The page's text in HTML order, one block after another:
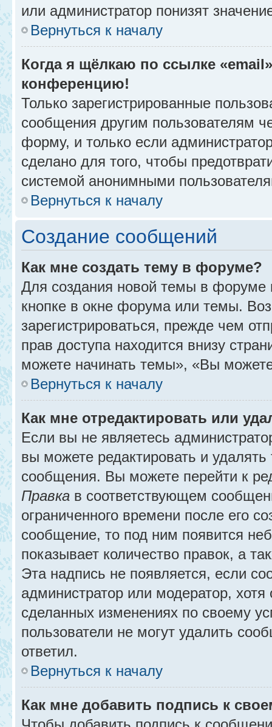
или администратор понизят
Вернуться к началу
Когда я щёлкаю по ссылке
конференцию!
Только зарегистрированные
сообщения другим пользователям
форму, и только если
сделано для того, чтобы
системой анонимными
Вернуться к началу
Создание сообщений
Как мне создать тему в форуме?
Для создания новой темы в форуме
кнопке в окне форума или темы.
зарегистрироваться, прежде чем
прав доступа находится внизу
можете начинать темы», «Вы
Вернуться к началу
Как мне отредактировать или
Если вы не являетесь
вы можете редактировать и
сообщения. Вы можете перейти к
Правка в соответствующем
ограниченного времени после его
сообщение, то под ним появится
показывает количество правок, а
Эта надпись не появляется, если
администратор или модератор,
сделанных изменениях по своему
пользователи не могут удалить
ответил.
Вернуться к началу
Как мне добавить подпись к